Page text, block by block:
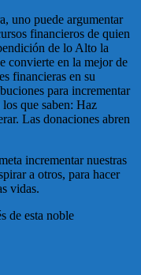
uno puede argumentar
financieros de quien
de lo Alto la
convierte en la mejor de
financieras en su
para incrementar
que saben: Haz
Las donaciones abren
incrementar nuestras
a otros, para hacer
vidas.
de esta noble